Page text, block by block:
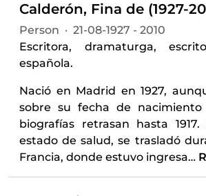
Calderón, Fina de (1927-
Person · 21-08-1927 - 2010
Escritora, dramaturga,
española.
Nació en Madrid en 1927,
sobre su fecha de
biografías retrasan hasta
estado de salud, se trasladó
Francia, donde estuvo ingresa…